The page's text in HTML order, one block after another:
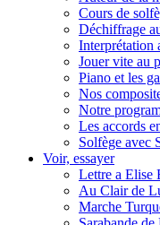
Cours de
Déchiffrage
Interprétation
Jouer vite au
Piano et les
Nos
Notre
Les accords
Solfège avec
Voir, essayer
Lettre a Elise
Au Clair de
Marche